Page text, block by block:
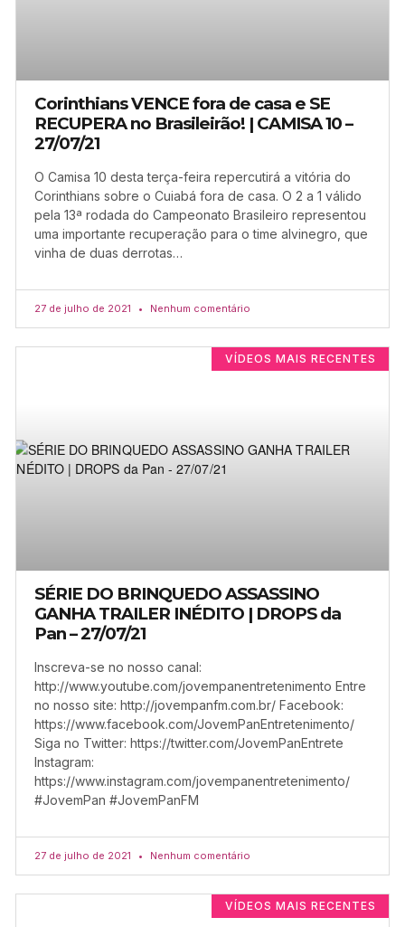
Corinthians VENCE fora de casa e SE
RECUPERA no Brasileirão! | CAMISA 10 –
27/07/21
O Camisa 10 desta terça-feira repercutirá a vitória do
Corinthians sobre o Cuiabá fora de casa. O 2 a 1 válido
pela 13ª rodada do Campeonato Brasileiro representou
uma importante recuperação para o time alvinegro, que
vinha de duas derrotas…
27 de julho de 2021 Nenhum comentário
VÍDEOS MAIS RECENTES
SÉRIE DO BRINQUEDO ASSASSINO
GANHA TRAILER INÉDITO | DROPS da
Pan – 27/07/21
Inscreva-se no nosso canal:
http://www.youtube.com/jovempanentretenimento Entre
no nosso site: http://jovempanfm.com.br/ Facebook:
https://www.facebook.com/JovemPanEntretenimento/
Siga no Twitter: https://twitter.com/JovemPanEntrete
Instagram:
https://www.instagram.com/jovempanentretenimento/
#JovemPan #JovemPanFM
27 de julho de 2021 Nenhum comentário
VÍDEOS MAIS RECENTES